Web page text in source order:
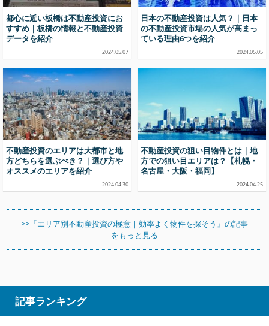
都心に近い板橋は不動産投資にお
すすめ｜板橋の情報と不動産投資
データを紹介
2024.05.07
日本の不動産投資は人気？｜日本
の不動産投資市場の人気が高まっ
ている理由6つを紹介
2024.05.05
不動産投資のエリアは大都市と地
方どちらを選ぶべき？｜選び方や
オススメのエリアを紹介
2024.04.30
不動産投資の狙い目物件とは｜地
方での狙い目エリアは？【札幌・
名古屋・大阪・福岡】
2024.04.25
>>『エリア別不動産投資の極意｜効率よく物件を探そう』の記事
をもっと見る
記事ランキング